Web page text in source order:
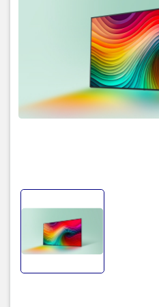
sống động
nghệ AI
dụng webOS
và điều khiển
nghiệm tuyệt
Đây là chiếc